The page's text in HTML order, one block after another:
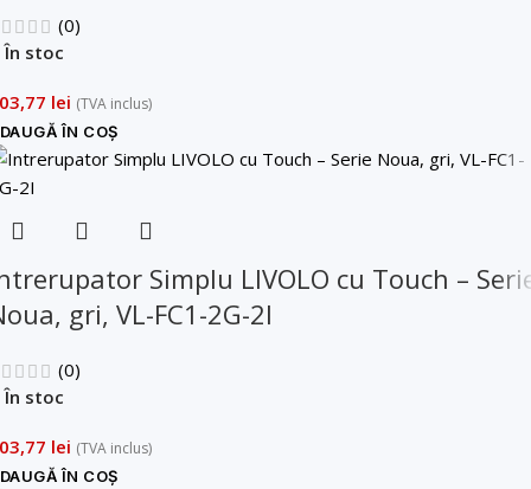
(0)
În stoc
lei (TVA inclus)
ÎN COȘ
Simplu LIVOLO cu Touch –
gri, VL-FC1-2G-2I
(0)
În stoc
lei (TVA inclus)
ÎN COȘ